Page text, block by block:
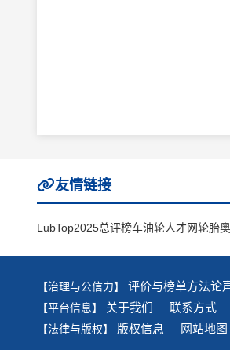
友情链接
LubTop2025总评榜车油轮人才网轮胎
【治理与公信力】 评价与榜单方法论
【平台信息】 关于我们 联系方式
【法律与版权】 版权信息 网站地图